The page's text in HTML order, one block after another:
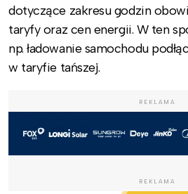
dotyczące zakresu godzin
taryfy oraz cen energii. W ten
np. ładowanie samochodu
w taryfie tańszej.
REKLAMA
REKLAMA